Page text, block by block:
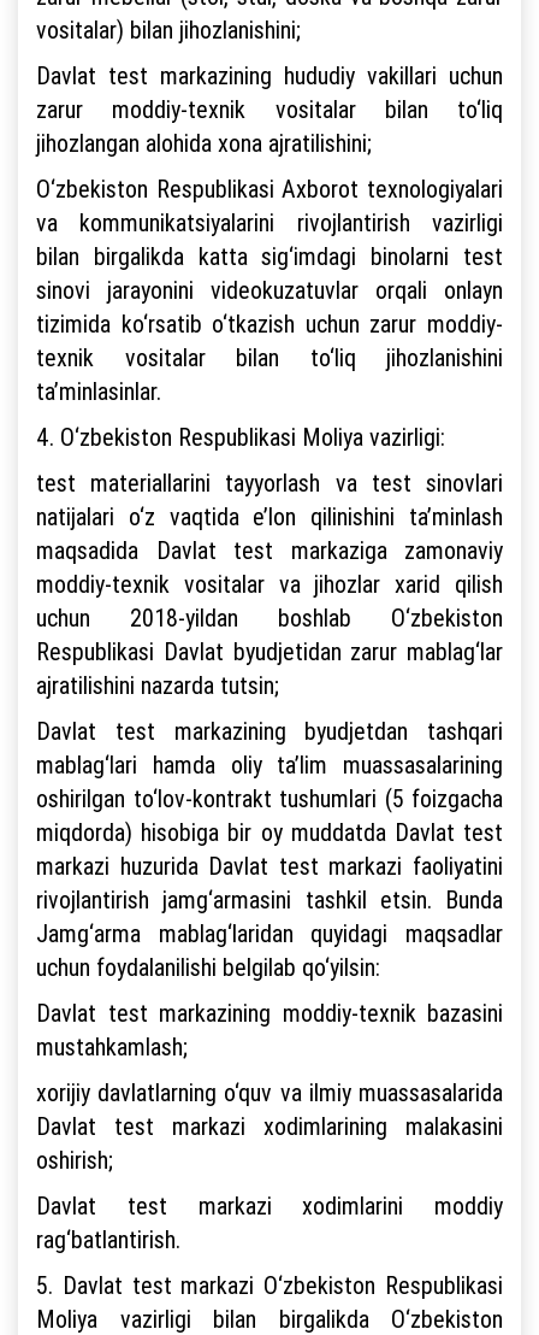
vositalar) bilan jihozlanishini;
Davlat test markazining hududiy vakillari uchun
zarur moddiy-texnik vositalar bilan to‘liq
jihozlangan alohida xona ajratilishini;
O‘zbekiston Respublikasi Axborot texnologiyalari
va kommunikatsiyalarini rivojlantirish vazirligi
bilan birgalikda katta sig‘imdagi binolarni test
sinovi jarayonini videokuzatuvlar orqali onlayn
tizimida ko‘rsatib o‘tkazish uchun zarur moddiy-
texnik vositalar bilan to‘liq jihozlanishini
ta’minlasinlar.
4. O‘zbekiston Respublikasi Moliya vazirligi:
test materiallarini tayyorlash va test sinovlari
natijalari o‘z vaqtida e’lon qilinishini ta’minlash
maqsadida Davlat test markaziga zamonaviy
moddiy-texnik vositalar va jihozlar xarid qilish
uchun 2018-yildan boshlab O‘zbekiston
Respublikasi Davlat byudjetidan zarur mablag‘lar
ajratilishini nazarda tutsin;
Davlat test markazining byudjetdan tashqari
mablag‘lari hamda oliy ta’lim muassasalarining
oshirilgan to‘lov-kontrakt tushumlari (5 foizgacha
miqdorda) hisobiga bir oy muddatda Davlat test
markazi huzurida Davlat test markazi faoliyatini
rivojlantirish jamg‘armasini tashkil etsin. Bunda
Jamg‘arma mablag‘laridan quyidagi maqsadlar
uchun foydalanilishi belgilab qo‘yilsin:
Davlat test markazining moddiy-texnik bazasini
mustahkamlash;
xorijiy davlatlarning o‘quv va ilmiy muassasalarida
Davlat test markazi xodimlarining malakasini
oshirish;
Davlat test markazi xodimlarini moddiy
rag‘batlantirish.
5. Davlat test markazi O‘zbekiston Respublikasi
Moliya vazirligi bilan birgalikda O‘zbekiston